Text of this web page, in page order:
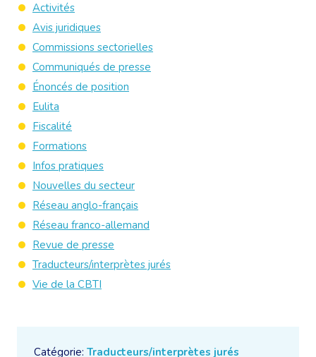
Catégorie: Traducteurs/interprètes jurés
Activités
Avis juridiques
Commissions sectorielles
Communiqués de presse
Énoncés de position
Eulita
Fiscalité
Formations
Infos pratiques
Nouvelles du secteur
Réseau anglo-français
Réseau franco-allemand
Revue de presse
Traducteurs/interprètes jurés
Vie de la CBTI